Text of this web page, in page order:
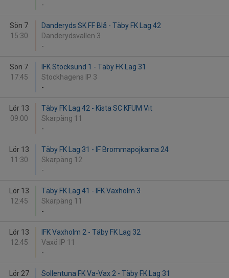
-
Sön 7
15:30
Danderyds SK FF Blå - Täby FK Lag 42
Danderydsvallen 3
-
Sön 7
17:45
IFK Stocksund 1 - Täby FK Lag 31
Stockhagens IP 3
-
Lör 13
09:00
Täby FK Lag 42 - Kista SC KFUM Vit
Skarpäng 11
-
Lör 13
11:30
Täby FK Lag 31 - IF Brommapojkarna 24
Skarpäng 12
-
Lör 13
12:45
Täby FK Lag 41 - IFK Vaxholm 3
Skarpäng 11
-
Lör 13
12:45
IFK Vaxholm 2 - Täby FK Lag 32
Vaxö IP 11
-
Lör 27
Sollentuna FK Va-Vax 2 - Täby FK Lag 31